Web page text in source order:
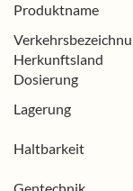
Produktname
Herkunftsland
Dosierung
Lagerung
Haltbarkeit